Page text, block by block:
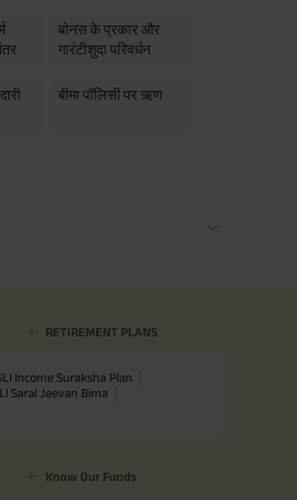
बोनस के प्रकार और
गारंटीशुदा परिवर्धन
बीमा पॉलिसी पर ऋण
RETIREMENT PLANS
Income Suraksha Plan
Saral Jeevan Bima
Know Our Funds